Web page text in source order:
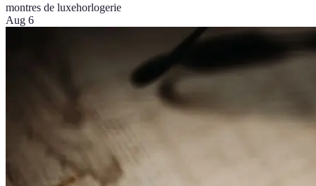
montres de luxehorlogerie
Aug 6